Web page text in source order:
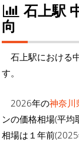
石上駅
向
石上駅における
す。
2026年の神奈川
ンの価格相場(平均
相場は１年前